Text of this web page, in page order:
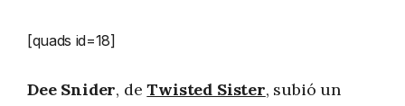
[quads id=18]
Dee Snider, deTwisted Sister, subió un